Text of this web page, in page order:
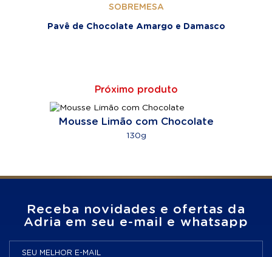
SOBREMESA
Pavê de Chocolate Amargo e Damasco
Próximo produto
Mousse Limão com Chocolate
130g
Receba novidades e ofertas da
Adria em seu e-mail e whatsapp